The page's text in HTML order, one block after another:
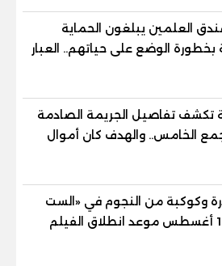
العلمين يبلغون الحماية
بخطورة الوضع على حياتهم.. العبار
بدخول بيوتنا إلا من الجراج
تكشف تفاصيل الجريمة الصادمة
الخامس.. والهدف كان أموال
وكوكبة من النجوم في «الست
لما».. 19 أغسطس موعد انطلاق الفيلم
ضمن موسم صيف 2026